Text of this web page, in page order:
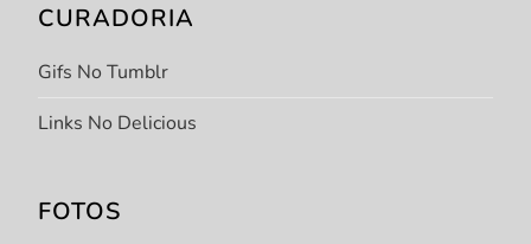
CURADORIA
Gifs No Tumblr
Links No Delicious
FOTOS